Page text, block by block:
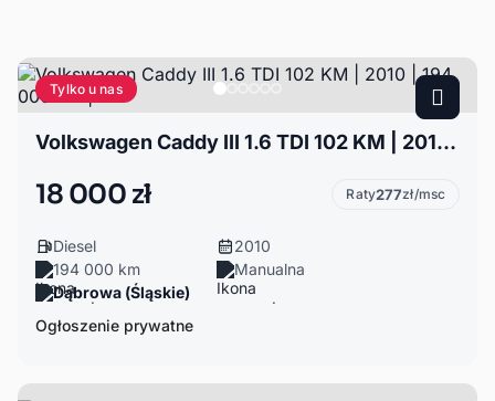
Tylko u nas
Volkswagen Caddy III 1.6 TDI 102 KM | 2010 | 194 000 km |
18 000 zł Raty277zł/msc
Diesel
2010
194 000 km
Manualna
Dąbrowa (Śląskie)
Ogłoszenie prywatne